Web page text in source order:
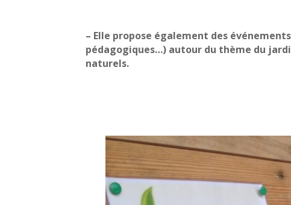
– Elle propose également des
pédagogiques…) autour du thème du
naturels.